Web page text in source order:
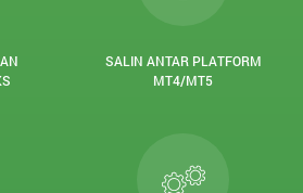
SALIN ANTAR PLATFORM
MT4/MT5